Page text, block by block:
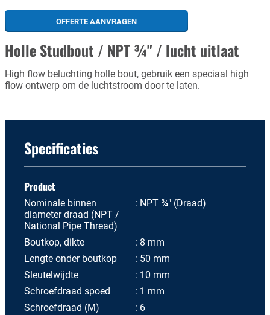
OFFERTE AANVRAGEN
Holle Studbout / NPT ¾" / lucht uitlaat
High flow beluchting holle bout, gebruik een speciaal high
flow ontwerp om de luchtstroom door te laten.
Specificaties
Product
Nominale binnen
diameter draad (NPT /
National Pipe Thread)
NPT ¾" (Draad)
Boutkop, dikte
8 mm
Lengte onder boutkop
50 mm
Sleutelwijdte
10 mm
Schroefdraad spoed
1 mm
Schroefdraad (M)
6